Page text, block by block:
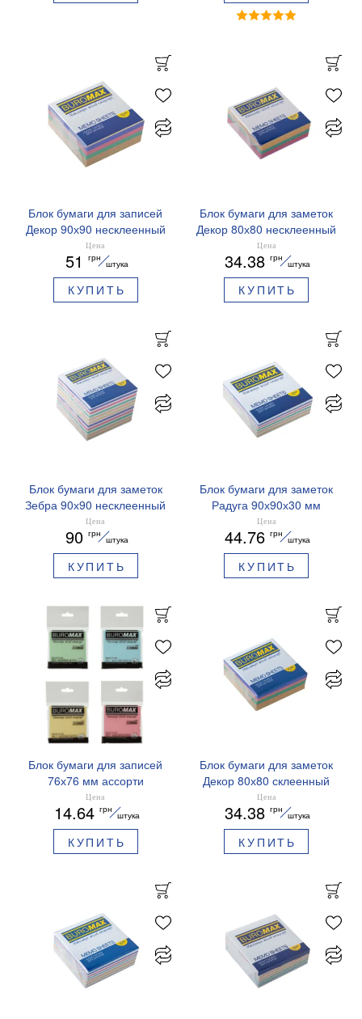
Блок бумаги для записей
Декор 90х90 несклеенный
Buromax BM.2285
Цена
51 грн
штука
КУПИТЬ
Блок бумаги для заметок
Декор 80х80 несклеенный
BM.2273 Buromax
Цена
34.38 грн
штука
КУПИТЬ
Блок бумаги для заметок
Зебра 90х90 несклеенный
BM.2269 Buromax
Цена
90 грн
штука
КУПИТЬ
Блок бумаги для заметок
Радуга 90х90х30 мм
несклеенный Buromax
BM.2257
Цена
44.76 грн
штука
КУПИТЬ
Блок бумаги для записей
76х76 мм ассорти
Buromax BM.2316-99
Цена
14.64 грн
штука
КУПИТЬ
Блок бумаги для заметок
Декор 80х80 склеенный
BM.2272 Buromax
Цена
34.38 грн
штука
КУПИТЬ